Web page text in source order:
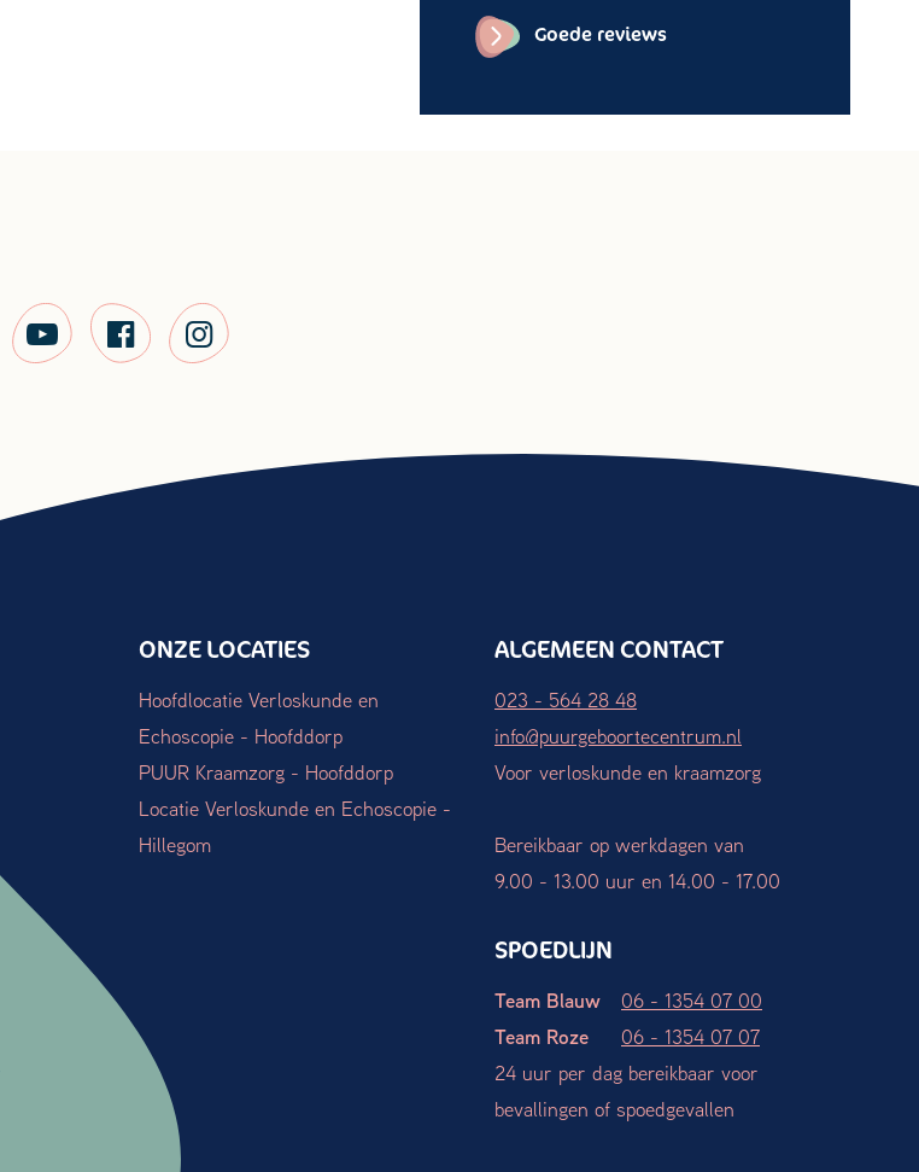
Goede reviews
ONZE LOCATIES
Hoofdlocatie Verloskunde en
Echoscopie - Hoofddorp
PUUR Kraamzorg - Hoofddorp
Locatie Verloskunde en Echoscopie -
Hillegom
ALGEMEEN CONTACT
023 - 564 28 48
info@puurgeboortecentrum.nl
Voor verloskunde en kraamzorg
Bereikbaar op werkdagen van
9.00 - 13.00 uur en 14.00 - 17.00
SPOEDLIJN
Team Blauw 06 - 1354 07 00
Team Roze
06 - 1354 07 07
24 uur per dag bereikbaar voor
bevallingen of spoedgevallen